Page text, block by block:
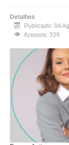
Detalhes
Publicado: 04
Acessos: 339